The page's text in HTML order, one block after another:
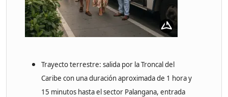
Trayecto terrestre: salida por la Troncal del
Caribe con una duración aproximada de 1 hora y
15 minutos hasta el sector Palangana, entrada